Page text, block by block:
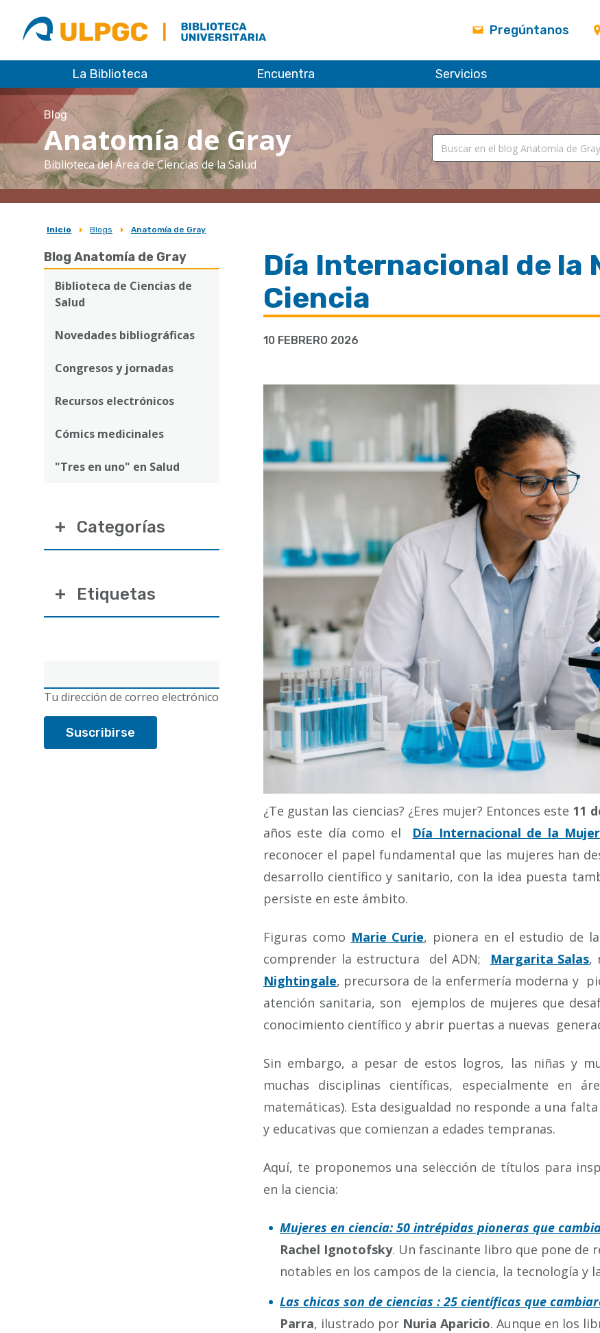
ULPGC
Biblioteca
ULPGC
Pregúntanos
La Biblioteca Encuentra Servicios
Blog
Anatomía de Gray
Biblioteca del Área de Ciencias de la Salud
Sobrescribir
enlaces
de
ayuda
la
Inicio Blogs Anatomía de Gray
Blog Anatomía de Gray
Biblioteca de Ciencias de
Salud
Novedades bibliográficas
Congresos y jornadas
Recursos electrónicos
Cómics medicinales
"Tres en uno" en Salud
electrónico
Tu dirección de correo electrónico
Categorías
Etiquetas
Día Internacional de la
Ciencia
10 FEBRERO 2026
¿Te gustan las ciencias? ¿Eres mujer? Entonces este 11
años este día como el
Día Internacional de la
reconocer el papel fundamental que las mujeres han
desarrollo científico y sanitario, con la idea puesta
persiste en este ámbito.
Figuras como Marie Curie, pionera en el estudio de
comprender la estructura del ADN;
Margarita Salas,
Nightingale, precursora de la enfermería moderna y
atención sanitaria, son ejemplos de mujeres que
conocimiento científico y abrir puertas a nuevas
Sin embargo, a pesar de estos logros, las niñas y
muchas disciplinas científicas, especialmente en
matemáticas). Esta desigualdad no responde a una
y educativas que comienzan a edades tempranas.
Aquí, te proponemos una selección de títulos para
en la ciencia:
Mujeres en ciencia: 50 intrépidas pioneras que
Rachel Ignotofsky. Un fascinante libro que pone de
notables en los campos de la ciencia, la tecnología y
Las chicas son de ciencias : 25 científicas que
Parra, ilustrado por Nuria Aparicio. Aunque en los